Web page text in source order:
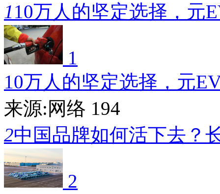
110万人的坚定选择，元
1
10万人的坚定选择，元
来源:网络 194
2中国品牌如何活下去？
2